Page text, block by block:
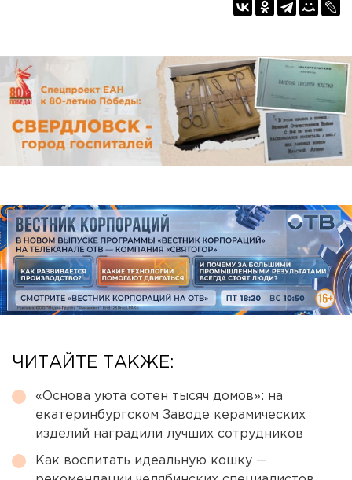
ЧИТАЙТЕ ТАКЖЕ:
«Основа уюта сотен тысяч домов»: на
екатеринбургском Заводе керамических
изделий наградили лучших сотрудников
Как воспитать идеальную кошку —